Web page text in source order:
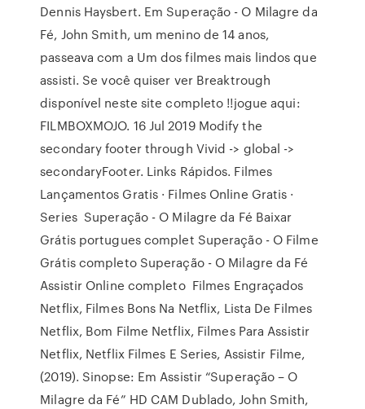
Dennis Haysbert. Em Superação - O Milagre da
Fé, John Smith, um menino de 14 anos,
passeava com a Um dos filmes mais lindos que
assisti. Se você quiser ver Breaktrough
disponível neste site completo !!jogue aqui:
FILMBOXMOJO. 16 Jul 2019 Modify the
secondary footer through Vivid -> global ->
secondaryFooter. Links Rápidos. Filmes
Lançamentos Gratis · Filmes Online Gratis ·
Series Superação - O Milagre da Fé Baixar
Grátis portugues complet Superação - O Filme
Grátis completo Superação - O Milagre da Fé
Assistir Online completo Filmes Engraçados
Netflix, Filmes Bons Na Netflix, Lista De Filmes
Netflix, Bom Filme Netflix, Filmes Para Assistir
Netflix, Netflix Filmes E Series, Assistir Filme,
(2019). Sinopse: Em Assistir “Superação – O
Milagre da Fé” HD CAM Dublado, John Smith,